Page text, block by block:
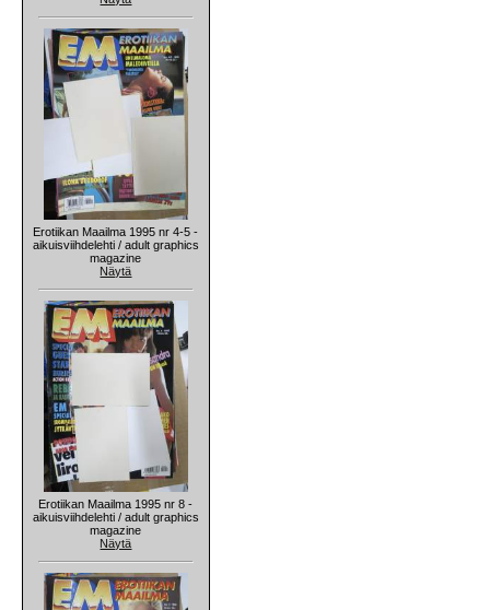
Erotiikan Maailma 1995 nr 4-5 -
aikuisviihdelehti / adult graphics
magazine
Näytä
Erotiikan Maailma 1995 nr 8 -
aikuisviihdelehti / adult graphics
magazine
Näytä